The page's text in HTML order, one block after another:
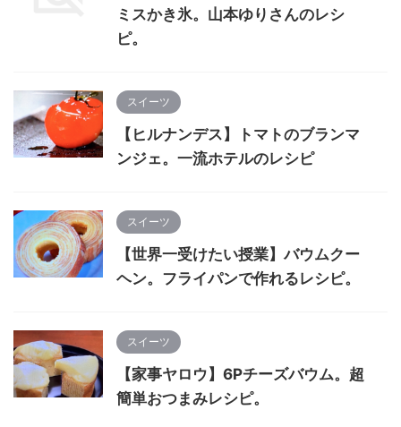
ミスかき氷。山本ゆりさんのレシ
ピ。
スイーツ
【ヒルナンデス】トマトのブランマ
ンジェ。一流ホテルのレシピ
スイーツ
【世界一受けたい授業】バウムクー
ヘン。フライパンで作れるレシピ。
スイーツ
【家事ヤロウ】6Pチーズバウム。超
簡単おつまみレシピ。